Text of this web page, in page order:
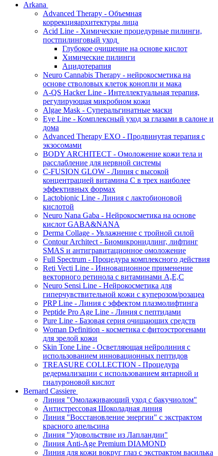
Arkana
Advanced Therapy - Объемная
коррекцияархитектуры лица
Acid Line - Химические процедурные пилинги,
постпилинговый уход
Глубокое очищение на основе кислот
Химические пилинги
Ацидотерапия
Neuro Cannabis Therapy - нейрокосметика на
основе стволовых клеток конопли и мака
A-QS Hacker Line - Интеллектуальная терапия,
регулирующая микробиом кожи
Algae Mask - Суперальгинатные маски
Eye Line - Комплексный уход за глазами в салоне и
дома
Advanced Therapy EXO - Продвинутая терапия с
экзосомами
BODY ARCHITECT - Омоложение кожи тела и
расслабление для нервной системы
C-FUSION GLOW - Линия с высокой
концентрацией витамина C в трех наиболее
эффективных формах
Lactobionic Line - Линия с лактобионовой
кислотой
Neuro Nana Gaba - Нейрокосметика на основе
кислот GABA&NANA
Derma Collage - Увлажнение с тройной силой
Contour Architect - Биомикронидлинг, лифтинг
SMAS и антигравитационное омоложение
Full Spectrum - Процедура комплексного действия
Reti Vecti Line - Инновационное применение
векторного ретинола с витаминами A,Е,С
Neuro Sensi Line - Нейрокосметика для
гиперчувствительной кожи с куперозом/розацеа
PRP Line - Линия с эффектом плазмолифтинга
Peptide Pro Age Line - Линия с пептидами
Pure Line - Базовая серия очищающих средств
Woman Definition - косметика с фитоэстрогенами
для зрелой кожи
Skin Tone Line - Осветляющая нейролиния с
использованием инновационных пептидов
TREASURE COLLECTION - Процедура
редермализации с использованием янтарной и
гиалуроновой кислот
Bernard Cassiere
Линия "Омолаживающий уход с бакучиолом"
Антистрессовая Шоколадная линия
Линия "Восстановление энергии" с экстрактом
красного апельсина
Линия "Удовольствие из Лапландии"
Линия Anti-Age Premium DIAMOND
Линия для кожи вокруг глаз с экстрактом василька